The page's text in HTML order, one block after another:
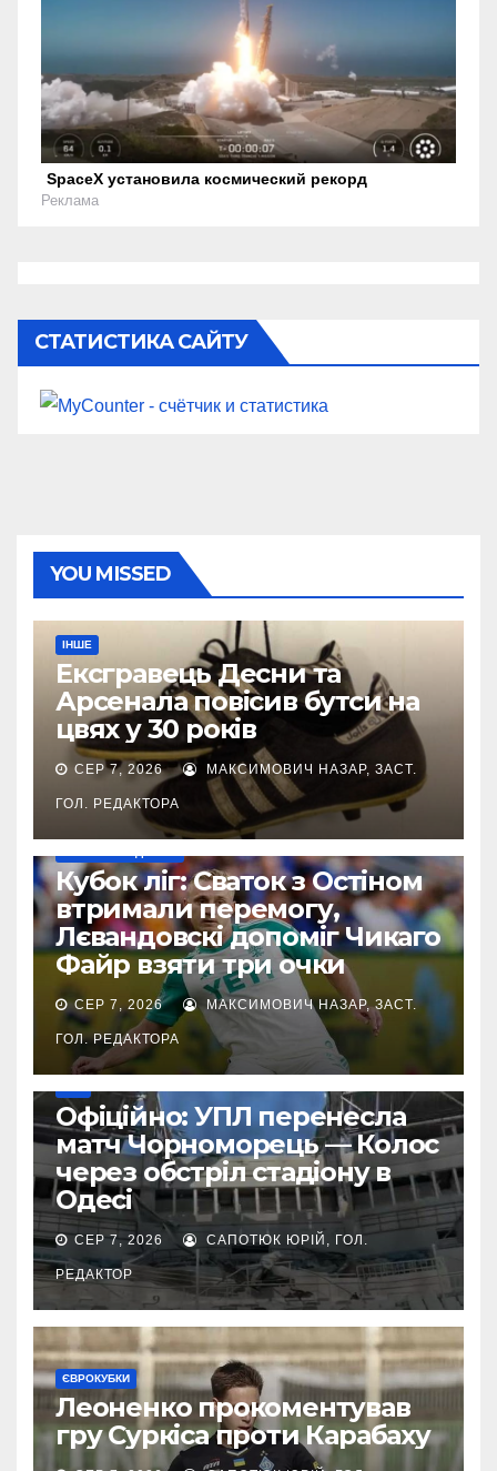
SpaceX установила космический рекорд
Реклама
СТАТИСТИКА САЙТУ
YOU MISSED
ІНШЕ
Ексгравець Десни та
Арсенала повісив бутси на
цвях у 30 років
СЕР 7, 2026 МАКСИМОВИЧ НАЗАР, ЗАСТ.
ГОЛ. РЕДАКТОРА
Кубок ліг: Сваток з Остіном
втримали перемогу,
Лєвандовскі допоміг Чикаго
Файр взяти три очки
СЕР 7, 2026 МАКСИМОВИЧ НАЗАР, ЗАСТ.
ГОЛ. РЕДАКТОРА
Офіційно: УПЛ перенесла
матч Чорноморець — Колос
через обстріл стадіону в
Одесі
СЕР 7, 2026 САПОТЮК ЮРІЙ, ГОЛ.
РЕДАКТОР
ЄВРОКУБКИ
Леоненко прокоментував
гру Суркіса проти Карабаху